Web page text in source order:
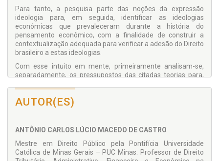
Para tanto, a pesquisa parte das noções da expressão
ideologia para, em seguida, identificar as ideologias
econômicas que prevaleceram durante a história do
pensamento econômico, com a finalidade de construir a
contextualização adequada para verificar a adesão do Direito
brasileiro a estas ideologias.
Com esse intuito em mente, primeiramente analisam-se,
separadamente, os pressupostos das citadas teorias para,
Num segundo momento, o trabalho trata de perquirir em que
medida as teorias analisadas são levadas em consideração
decisões efetivam a Constituição Econômica e o Estado
AUTOR(ES)
ANTÔNIO CARLOS LÚCIO MACEDO DE CASTRO
Mestre em Direito Público pela Pontifícia Universidade
Católica de Minas Gerais – PUC Minas. Professor de Direito